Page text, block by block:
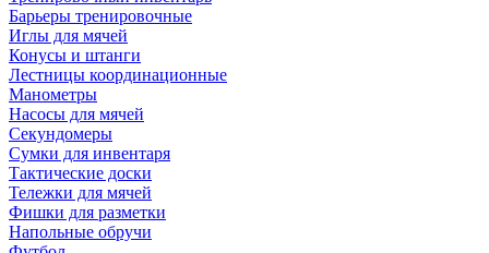
Барьеры тренировочные
Иглы для мячей
Конусы и штанги
Лестницы координационные
Манометры
Насосы для мячей
Секундомеры
Сумки для инвентаря
Тактические доски
Тележки для мячей
Фишки для разметки
Напольные обручи